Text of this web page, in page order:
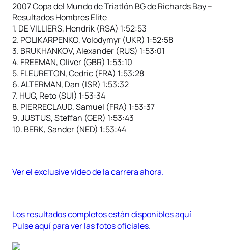
2007 Copa del Mundo de Triatlón BG de Richards Bay –
Resultados Hombres Elite
1. DE VILLIERS, Hendrik (RSA) 1:52:53
2. POLIKARPENKO, Volodymyr (UKR) 1:52:58
3. BRUKHANKOV, Alexander (RUS) 1:53:01
4. FREEMAN, Oliver (GBR) 1:53:10
5. FLEURETON, Cedric (FRA) 1:53:28
6. ALTERMAN, Dan (ISR) 1:53:32
7. HUG, Reto (SUI) 1:53:34
8. PIERRECLAUD, Samuel (FRA) 1:53:37
9. JUSTUS, Steffan (GER) 1:53:43
10. BERK, Sander (NED) 1:53:44
Ver el exclusive video de la carrera ahora.
Los resultados completos están disponibles aquí
Pulse aquí para ver las fotos oficiales.